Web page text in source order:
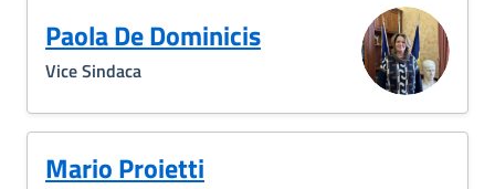
Paola De Dominicis
Vice Sindaca
Mario Proietti